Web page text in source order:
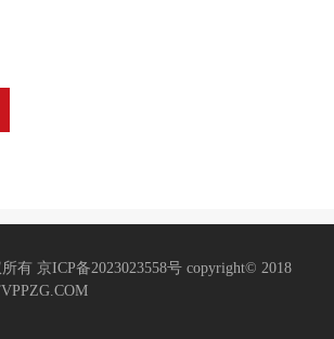
有 京ICP备2023023558号 copyright© 2018